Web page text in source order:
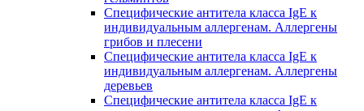
Специфические антитела класса IgE к
индивидуальным аллергенам. Аллергены
грибов и плесени
Специфические антитела класса IgE к
индивидуальным аллергенам. Аллергены
деревьев
Специфические антитела класса IgE к